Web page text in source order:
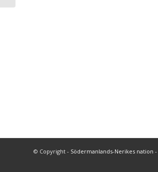
© Copyright - Södermanlands-Nerikes nation -